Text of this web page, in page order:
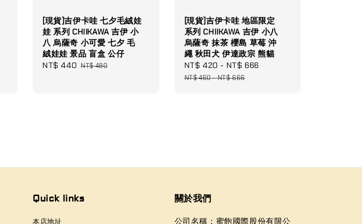
[現貨]吉伊卡哇 七夕毛絨娃
娃 系列 CHIIKAWA 吉伊 小
八 烏薩奇 小可愛 七夕 毛
絨娃娃 景品 盲盒 公仔
Sale
NT$ 440 Regular
NT$ 480
[現貨]吉伊卡哇 地區限定
系列 CHIIKAWA 吉伊 小八
烏薩奇 抹茶 櫻島 草莓 沖
繩 秋田犬 伊達政宗 熊貓
Sale
price
NT$ 420 - NT$ 666
NT$ 460-NT$ 666
Quick links
本店地址
關於我們
公司名稱：蜜飽國際股份有限公